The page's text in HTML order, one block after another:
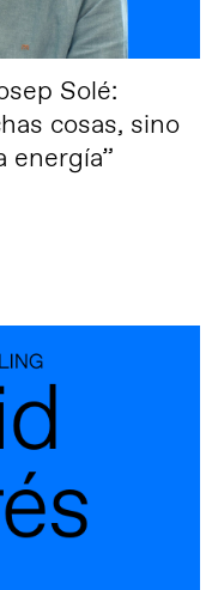
Solé:
cosas, sino
energía”